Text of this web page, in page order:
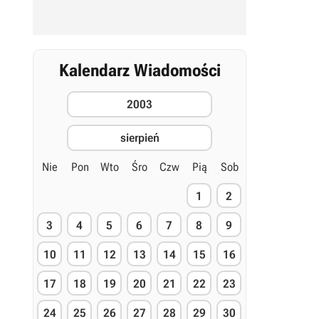
Kalendarz Wiadomości
2003
sierpień
Nie Pon Wto Śro Czw Pią Sob
1 2
3 4 5 6 7 8 9
10 11 12 13 14 15 16
17 18 19 20 21 22 23
24 25 26 27 28 29 30